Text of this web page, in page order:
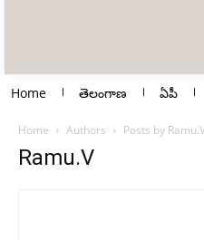
Home తెలంగాణ ఏపీ
Home Authors Posts by
Ramu.V